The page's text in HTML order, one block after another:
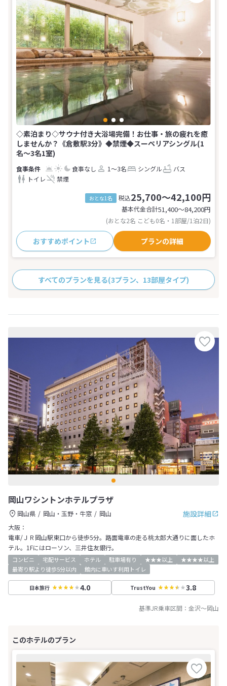
◇素泊まり◇サウナ付き大浴場完備！お仕事・旅の疲れを癒
しませんか？《倉敷駅3分》◆禁煙◆スーペリアシングル(1
名～3名1室)
食事なし 1～3名 シングル
バス
トイレ
禁煙
おとな1名 税込25,700～42,100円
基本代金合計51,400〜84,200円
(おとな2名 こども0名・1部屋/1泊2日)
おすすめポイント プランの詳細
すべてのプランを見る(3プラン、13部屋タイプ)
岡山ワシントンホテルプラザ
施設詳細
岡山県 岡山・玉野・牛窓
岡山
大阪：
電車/ＪＲ岡山駅東口から徒歩5分。路面電車の走る桃太郎大通りに面したホ
テル。1Fにはローソン、三井住友銀行。
コンビニ 宅配サービス ホテル 駐車場有り ★★★以上
★★★★以上
最寄り駅より徒歩5分以内
館内に車いす利用トイレ
日本旅行 4.0 TrustYou 3.8
基準JR乗車区間： 金沢～岡山